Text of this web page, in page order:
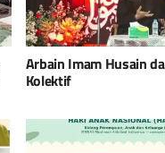
Arbain Imam Husain
Kolektif